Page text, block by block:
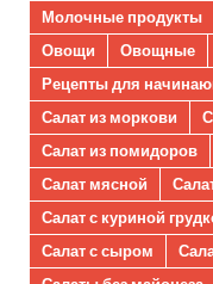
Молочные продукты
Овощи
Овощные
Рецепты для
Салат из моркови
Салат из помидоров
Салат мясной
Салат с куриной
Салат с сыром